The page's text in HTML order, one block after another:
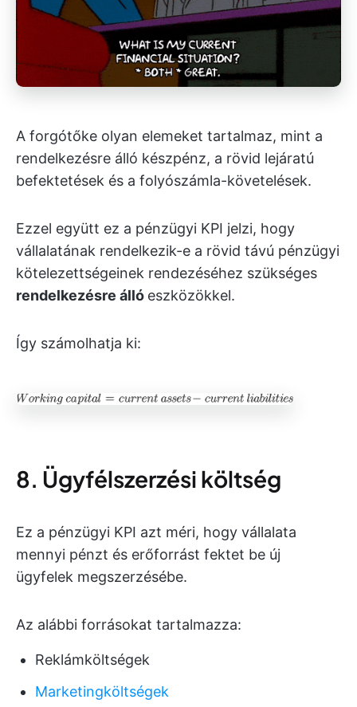
A forgótőke olyan elemeket tartalmaz, mint a
rendelkezésre álló készpénz, a rövid lejáratú
befektetések és a folyószámla-követelések.
Ezzel együtt ez a pénzügyi KPI jelzi, hogy
vállalatának rendelkezik-e a rövid távú pénzügyi
kötelezettségeinek rendezéséhez szükséges
rendelkezésre álló eszközökkel.
Így számolhatja ki:
8. Ügyfélszerzési költség
Ez a pénzügyi KPI azt méri, hogy vállalata
mennyi pénzt és erőforrást fektet be új
ügyfelek megszerzésébe.
Az alábbi forrásokat tartalmazza:
Reklámköltségek
Marketingköltségek